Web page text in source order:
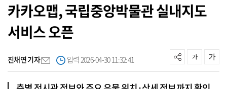
카카오맵, 국립중앙박물관 실내지도
서비스 오픈
진채연 기자 입력 2026-04-30 11:32:41